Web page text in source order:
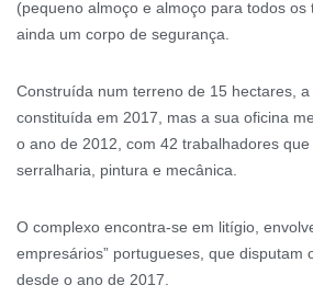
(pequeno almoço e almoço para todos os
ainda um corpo de segurança.
Construída num terreno de 15 hectares,
constituída em 2017, mas a sua oficina
o ano de 2012, com 42 trabalhadores
serralharia, pintura e mecânica.
O complexo encontra-se em litígio,
empresários” portugueses, que disputam
desde o ano de 2017.